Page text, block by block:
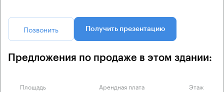
Позвонить Получить презентацию
Предложения по продаже в этом здании:
Площадь Арендная плата Этаж